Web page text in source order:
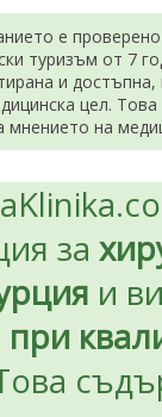
е
туризъм от 7
и
цел.
мнението на
за
и
при